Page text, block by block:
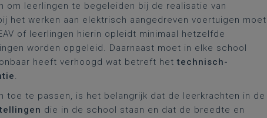
om leerlingen te begeleiden bij de realisatie van
het werken aan elektrisch aangedreven voertuigen moet
of leerlingen hierin opleidt minimaal hetzelfde
worden opgeleid. Daarnaast moet in elke school
heeft verhoogd wat betreft hettechnisch-
.
toe te passen, is het belangrijk dat de leerkrachten in de
die in de school staan en dat de breedte en